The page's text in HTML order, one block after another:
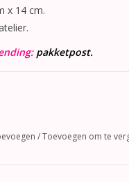
x 14 cm.
pakketpost.
/Toevoegen om te